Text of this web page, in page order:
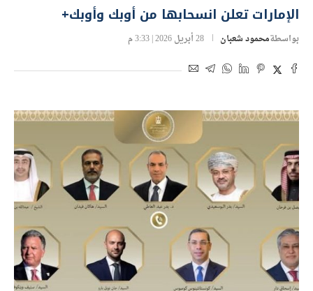
الإمارات تعلن انسحابها من أوبك وأوبك+
بواسطةمحمود شعبان 28 أبريل 2026 | 3:33 م